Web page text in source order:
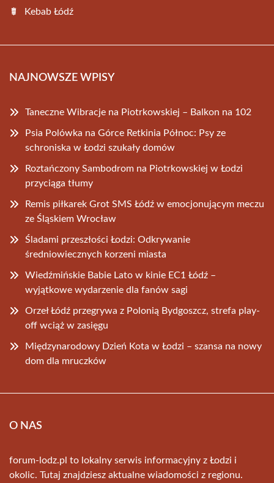
Kebab Łódź
NAJNOWSZE WPISY
Taneczne Wibracje na Piotrkowskiej – Balkon na 102
Psia Polówka na Górce Retkinia Północ: Psy ze
schroniska w Łodzi szukały domów
Roztańczony Sambodrom na Piotrkowskiej w Łodzi
przyciąga tłumy
Remis piłkarek Grot SMS Łódź w emocjonującym meczu
ze Śląskiem Wrocław
Śladami przeszłości Łodzi: Odkrywanie
średniowiecznych korzeni miasta
Wiedźmińskie Babie Lato w kinie EC1 Łódź –
wyjątkowe wydarzenie dla fanów sagi
Orzeł Łódź przegrywa z Polonią Bydgoszcz, strefa play-
off wciąż w zasięgu
Międzynarodowy Dzień Kota w Łodzi – szansa na nowy
dom dla mruczków
O NAS
forum-lodz.pl to lokalny serwis informacyjny z Łodzi i
okolic. Tutaj znajdziesz aktualne wiadomości z regionu.